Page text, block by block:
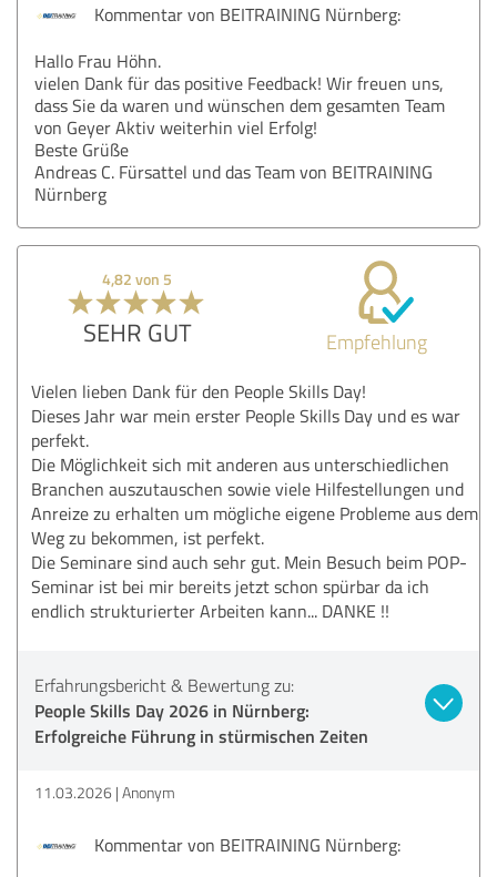
Kommentar von BEITRAINING Nürnberg:
Hallo Frau Höhn.
vielen Dank für das positive Feedback! Wir freuen uns,
dass Sie da waren und wünschen dem gesamten Team
von Geyer Aktiv weiterhin viel Erfolg!
Beste Grüße
Andreas C. Fürsattel und das Team von BEITRAINING
Nürnberg
4,82 von 5
SEHR GUT Empfehlung
Vielen lieben Dank für den People Skills Day!
Dieses Jahr war mein erster People Skills Day und es war
perfekt.
Die Möglichkeit sich mit anderen aus unterschiedlichen
Branchen auszutauschen sowie viele Hilfestellungen und
Anreize zu erhalten um mögliche eigene Probleme aus dem
Weg zu bekommen, ist perfekt.
Die Seminare sind auch sehr gut. Mein Besuch beim POP-
Seminar ist bei mir bereits jetzt schon spürbar da ich
endlich strukturierter Arbeiten kann... DANKE !!
Erfahrungsbericht & Bewertung zu:
People Skills Day 2026 in Nürnberg:
Erfolgreiche Führung in stürmischen Zeiten
11.03.2026 Anonym
Kommentar von BEITRAINING Nürnberg: